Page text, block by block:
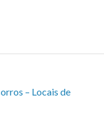
– Locais de